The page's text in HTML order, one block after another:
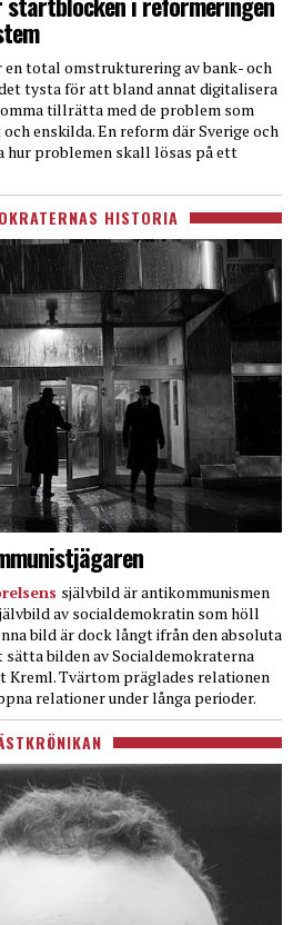
en total omstrukturering av bank- och
tysta för att bland annat digitalisera
tillrätta med de problem som
enskilda. En reform där Sverige och
hur problemen skall lösas på ett
HISTORIA
självbild är antikommunismen
av socialdemokratin som höll
bild är dock långt ifrån den absoluta
bilden av Socialdemokraterna
Kreml. Tvärtom präglades relationen
relationer under långa perioder.